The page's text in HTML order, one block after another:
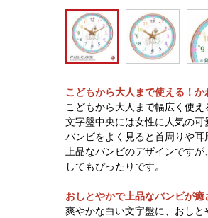
こどもから大人まで使える！
こどもから大人まで幅広く使え
文字盤中央には女性に人気の
バンビをよく見ると首周りや
上品なバンビのデザインです
してもぴったりです。
おしとやかで上品なバンビが癒
爽やかな白い文字盤に、おし